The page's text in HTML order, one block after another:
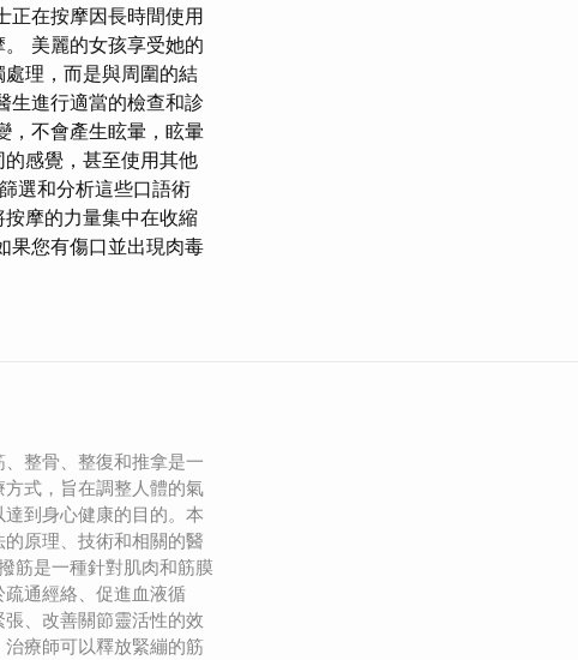
正在按摩因長時間使用
美麗的女孩享受她的
理，而是與周圍的結
生進行適當的檢查和診
，不會產生眩暈，眩暈
感覺，甚至使用其他
選和分析這些口語術
摩的力量集中在收縮
果您有傷口並出現肉毒
整骨、整復和推拿是一
式，旨在調整人體的氣
到身心健康的目的。本
原理、技術和相關的醫
筋是一種針對肌肉和筋膜
通經絡、促進血液循
、改善關節靈活性的效
療師可以釋放緊繃的筋